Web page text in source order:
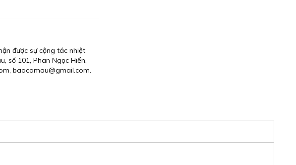
được sự cộng tác nhiệt
số 101, Phan Ngọc Hiển,
baocamau@gmail.com.